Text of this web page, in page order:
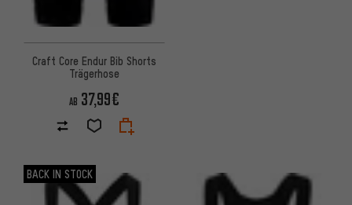
Craft Core Endur Bib Shorts
Trägerhose
AB 37,99€
BACK IN STOCK